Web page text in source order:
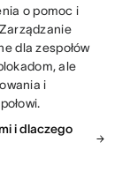
o pomoc i
dla zespołów
ale
i
i dlaczego